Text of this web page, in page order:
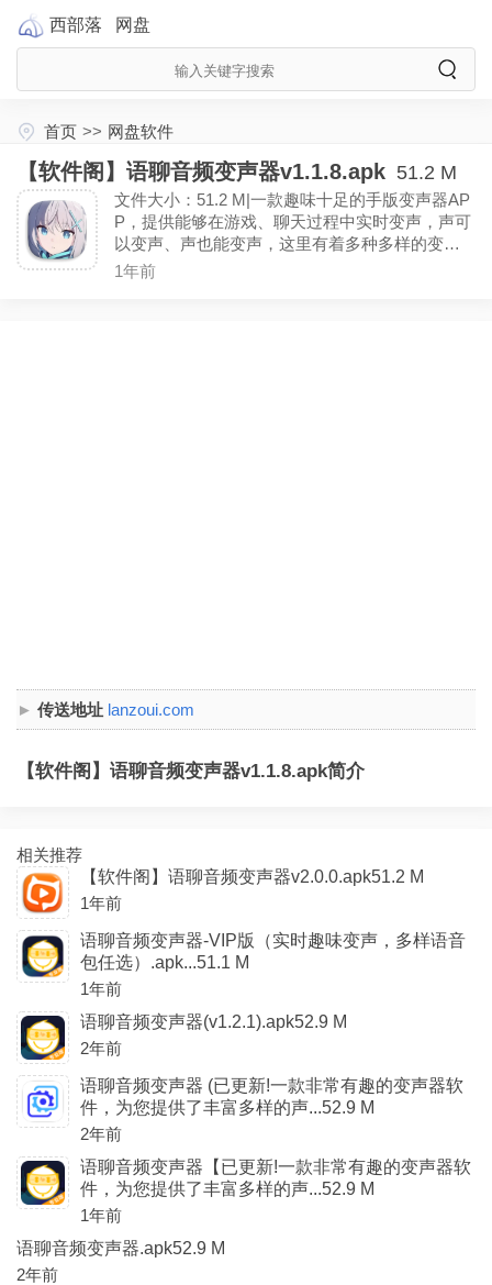
西部落 网盘
首页 >> 网盘软件
【软件阁】语聊音频变声器v1.1.8.apk 51.2 M
文件大小：51.2 M|一款趣味十足的手版变声器AP
P，提供能够在游戏、聊天过程中实时变声，声可
以变声、声也能变声，这里有着多种多样的变声
效果可以选择，更多的语音包资源也能在此找
1年前
传送地址 lanzoui.com
【软件阁】语聊音频变声器v1.1.8.apk简介
相关推荐
【软件阁】语聊音频变声器v2.0.0.apk51.2 M
1年前
语聊音频变声器-VIP版（实时趣味变声，多样语音
包任选）.apk...51.1 M
1年前
语聊音频变声器(v1.2.1).apk52.9 M
2年前
语聊音频变声器 (已更新!一款非常有趣的变声器软
件，为您提供了丰富多样的声...52.9 M
2年前
语聊音频变声器【已更新!一款非常有趣的变声器软
件，为您提供了丰富多样的声...52.9 M
1年前
语聊音频变声器.apk52.9 M
2年前